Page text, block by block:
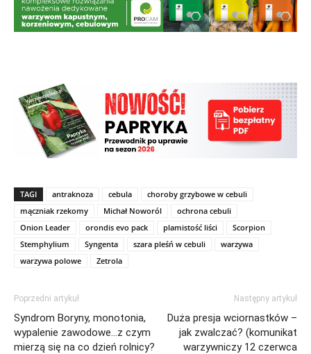
TAGI antraknoza cebula
choroby grzybowe w cebuli
mączniak rzekomy
Michał Noworól
ochrona cebuli
Onion Leader
orondis evo pack plamistość liści
Scorpion
Stemphylium
Syngenta szara pleśń w cebuli
warzywa
warzywa polowe
Zetrola
Poprzedni artykuł
Syndrom Boryny, monotonia,
wypalenie zawodowe…z czym
mierzą się na co dzień rolnicy?
Następny artykuł
Duża presja wciornastków –
jak zwalczać? (komunikat
warzywniczy 12 czerwca